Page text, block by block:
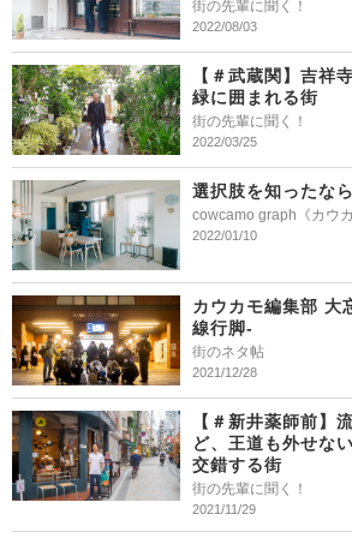
街の先輩に聞く！
2022/08/03
街の先輩に聞く！
【＃武蔵関】吉祥
緑に囲まれる街
2022/03/25
cowcamo graph《カウカ
選択肢を知ったなら
2022/01/10
街のネタ帖
カウカモ編集部 大
線行脚-
2021/12/28
街の先輩に聞く！
【＃新井薬師前】
ど、王道も外せな
交錯する街
2021/11/29